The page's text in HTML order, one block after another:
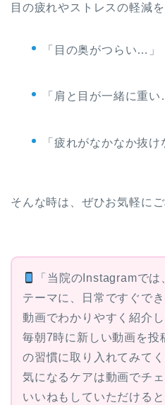
目の疲れやストレスの軽減
「目の奥がつらい…」
「肩と目が一緒に重い
「疲れがなかなか抜け
そんな時は、ぜひお気軽にご
「当院のInstagramで
テーマに、日常ですぐで
動画でわかりやすく紹介し
毎朝7時に新しい動画を投
の習慣に取り入れてみてく
気になるケアは動画でチ
いいねもしていただける